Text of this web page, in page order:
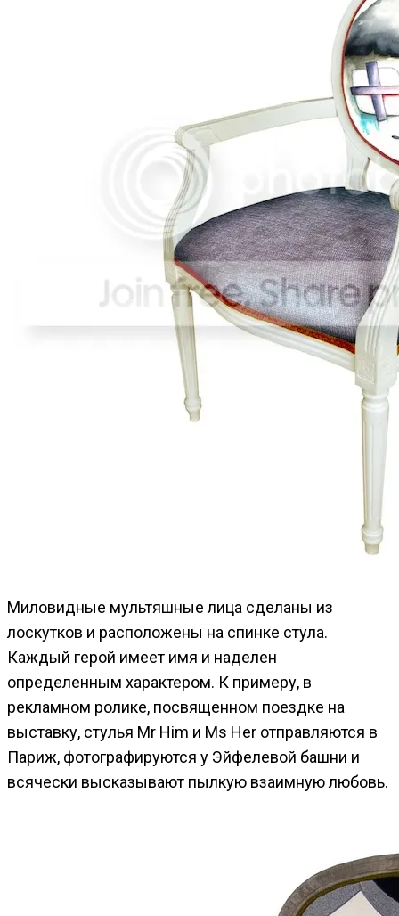
Миловидные мультяшные лица сделаны из
лоскутков и расположены на спинке стула.
Каждый герой имеет имя и наделен
определенным характером. К примеру, в
рекламном ролике, посвященном поездке на
выставку, стулья Mr Him и Ms Her отправляются в
Париж, фотографируются у Эйфелевой башни и
всячески высказывают пылкую взаимную любовь.